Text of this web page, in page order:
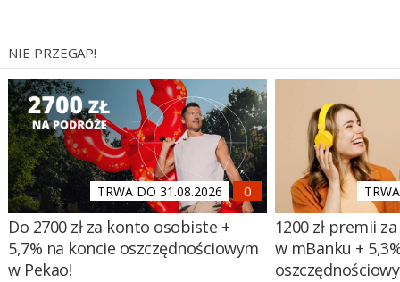
NIE PRZEGAP!
TRWA DO 31.08.2026
Do 2700 zł za konto osobiste +
5,7% na koncie oszczędnościowym
w Pekao!
1200 zł premii
w mBanku +